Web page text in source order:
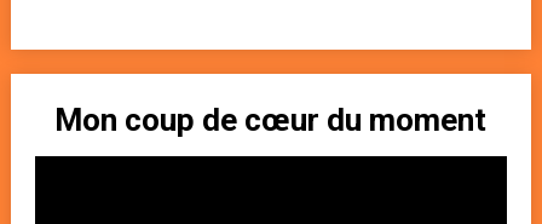
Mon coup de cœur du moment